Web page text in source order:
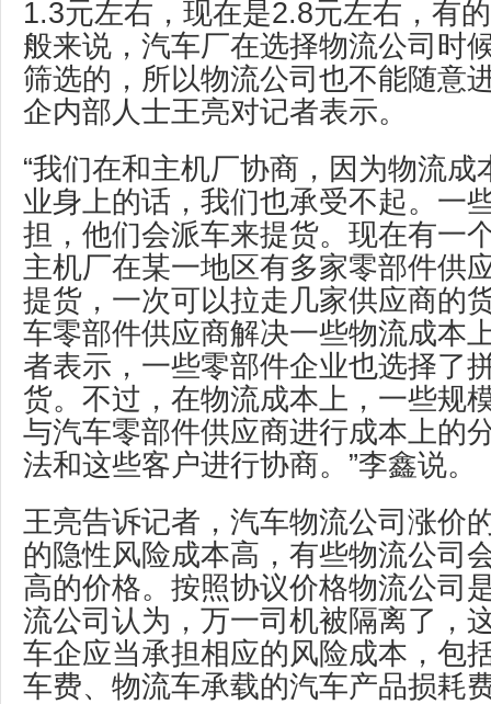
1.3元左右，现在是2.8元左右，有
般来说，汽车厂在选择物流公司时
筛选的，所以物流公司也不能随意
企内部人士王亮对记者表示。
“我们在和主机厂协商，因为物流
业身上的话，我们也承受不起。一
担，他们会派车来提货。现在有一
主机厂在某一地区有多家零部件供
提货，一次可以拉走几家供应商的
车零部件供应商解决一些物流成本
者表示，一些零部件企业也选择了
货。不过，在物流成本上，一些规
与汽车零部件供应商进行成本上的
法和这些客户进行协商。”李鑫说。
王亮告诉记者，汽车物流公司涨价
的隐性风险成本高，有些物流公司
高的价格。按照协议价格物流公司
流公司认为，万一司机被隔离了，
车企应当承担相应的风险成本，包
车费、物流车承载的汽车产品损耗